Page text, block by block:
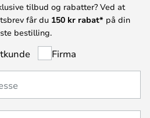
tilbud og rabatter? Ved at
får du 150 kr rabat* på din
bestilling.
Firma